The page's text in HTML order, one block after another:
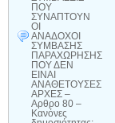
ΠΟΥ
ΣΥΝΑΠΤΟΥΝ
ΟΙ
ΑΝΑΔΟΧΟΙ
ΣΥΜΒΑΣΗΣ
ΠΑΡΑΧΩΡΗΣΗΣ
ΠΟΥ ΔΕΝ
ΕΙΝΑΙ
ΑΝΑΘΕΤΟΥΣΕΣ
ΑΡΧΕΣ –
Αρθρο 80 –
Κανόνες